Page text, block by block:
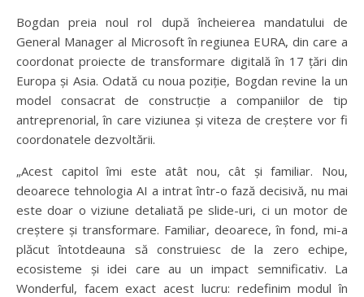
Bogdan preia noul rol după încheierea mandatului de
General Manager al Microsoft în regiunea EURA, din care a
coordonat proiecte de transformare digitală în 17 țări din
Europa și Asia. Odată cu noua poziție, Bogdan revine la un
model consacrat de construcție a companiilor de tip
antreprenorial, în care viziunea și viteza de creștere vor fi
coordonatele dezvoltării.
„Acest capitol îmi este atât nou, cât și familiar. Nou,
deoarece tehnologia AI a intrat într-o fază decisivă, nu mai
este doar o viziune detaliată pe slide-uri, ci un motor de
creștere și transformare. Familiar, deoarece, în fond, mi-a
plăcut întotdeauna să construiesc de la zero echipe,
ecosisteme și idei care au un impact semnificativ. La
Wonderful, facem exact acest lucru: redefinim modul în